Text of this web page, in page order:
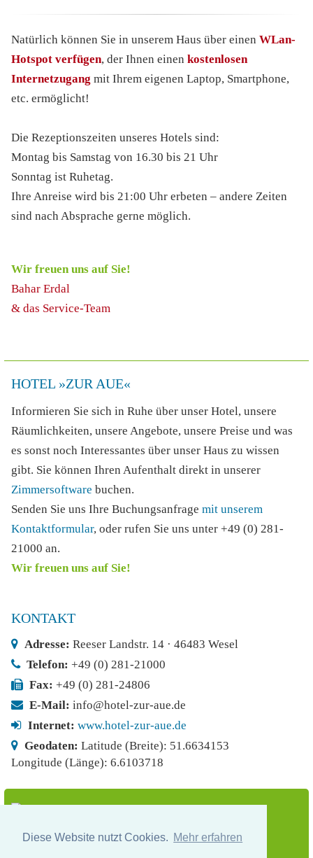
Diese Website nutzt Cookies. Mehr erfahren
Natürlich können Sie in unserem Haus über einen WLan-
Hotspot verfügen, der Ihnen einen kostenlosen
Internetzugang mit Ihrem eigenen Laptop, Smartphone,
etc. ermöglicht!
Die Rezeptionszeiten unseres Hotels sind:
Montag bis Samstag von 16.30 bis 21 Uhr
Sonntag ist Ruhetag.
Ihre Anreise wird bis 21:00 Uhr erbeten – andere Zeiten
sind nach Absprache gerne möglich.
Wir freuen uns auf Sie!
Bahar Erdal
& das Service-Team
HOTEL »ZUR AUE«
Informieren Sie sich in Ruhe über unser Hotel, unsere
Räumlichkeiten, unsere Angebote, unsere Preise und was
es sonst noch Interessantes über unser Haus zu wissen
gibt. Sie können Ihren Aufenthalt direkt in unserer
Zimmersoftware buchen.
Senden Sie uns Ihre Buchungsanfrage mit unserem
Kontaktformular, oder rufen Sie uns unter +49 (0) 281-
21000 an.
Wir freuen uns auf Sie!
KONTAKT
Adresse: Reeser Landstr. 14 · 46483 Wesel
Telefon: +49 (0) 281-21000
Fax: +49 (0) 281-24806
E-Mail: info@hotel-zur-aue.de
Internet: www.hotel-zur-aue.de
Geodaten: Latitude (Breite): 51.6634153
Longitude (Länge): 6.6103718